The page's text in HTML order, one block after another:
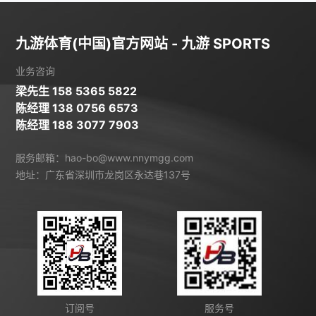
九游体育(中国)官方网站 - 九游 SPORTS
业务咨询
梁先生 158 5365 5822
陈经理 138 0756 6573
陈经理 188 3077 7903
服务邮箱：hao-bo@www.nnymgg.com
地址：广东省深圳市龙岗区永达巷137号
订阅号 服务号